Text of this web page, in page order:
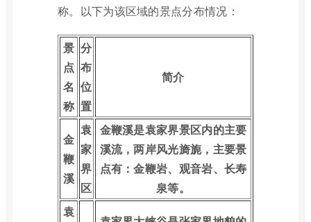
称。以下为该区域的景点分布情况：
景
点
名
称
分
布
位
置
简介
金
鞭
溪
袁
家
界
区
金鞭溪是袁家界景区内的主要
溪流，两岸风光旖旎，主要景
点有：金鞭岩、观音岩、长寿
泉等。
袁